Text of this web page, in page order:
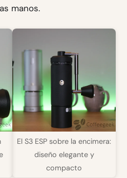
manos.
El S3 ESP sobre la encimera:
diseño elegante y
compacto